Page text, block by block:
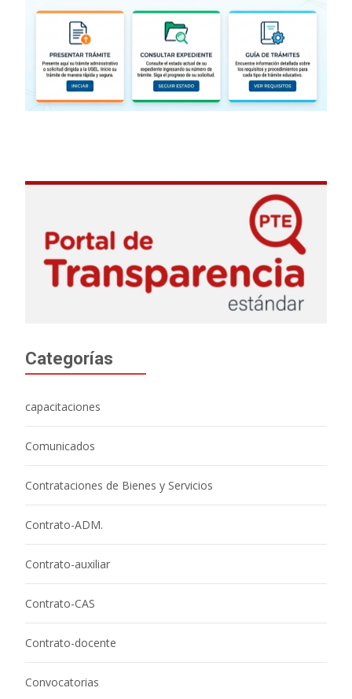
Categorías
capacitaciones
Comunicados
Contrataciones de Bienes y Servicios
Contrato-ADM.
Contrato-auxiliar
Contrato-CAS
Contrato-docente
Convocatorias